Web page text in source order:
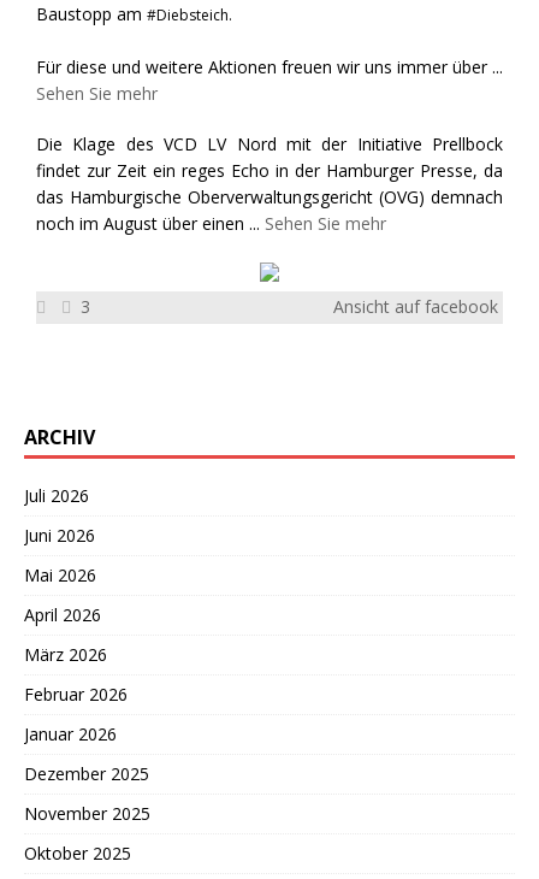
Baustopp am #Diebsteich.
Für diese und weitere Aktionen freuen wir uns immer über ...
Sehen Sie mehr
Die Klage des VCD LV Nord mit der Initiative Prellbock
findet zur Zeit ein reges Echo in der Hamburger Presse, da
das Hamburgische Oberverwaltungsgericht (OVG) demnach
noch im August über einen ... Sehen Sie mehr
3 Ansicht auf facebook
ARCHIV
Juli 2026
Juni 2026
Mai 2026
April 2026
März 2026
Februar 2026
Januar 2026
Dezember 2025
November 2025
Oktober 2025